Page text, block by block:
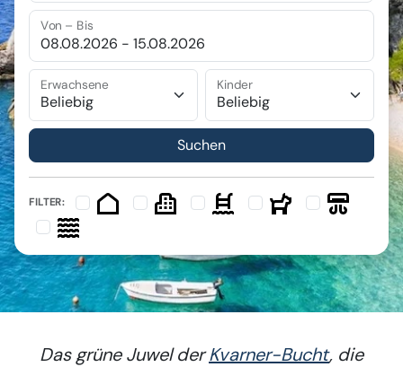
Von – Bis
Erwachsene Kinder
FILTER:
Das grüne Juwel derKvarner-Bucht, die